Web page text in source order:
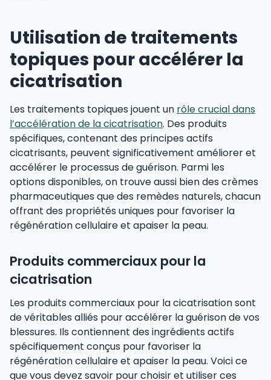
Utilisation de traitements
topiques pour accélérer la
cicatrisation
Les traitements topiques jouent un rôle crucial dans
l’accélération de la cicatrisation. Des produits
spécifiques, contenant des principes actifs
cicatrisants, peuvent significativement améliorer et
accélérer le processus de guérison. Parmi les
options disponibles, on trouve aussi bien des crèmes
pharmaceutiques que des remèdes naturels, chacun
offrant des propriétés uniques pour favoriser la
régénération cellulaire et apaiser la peau.
Produits commerciaux pour la
cicatrisation
Les produits commerciaux pour la cicatrisation sont
de véritables alliés pour accélérer la guérison de vos
blessures. Ils contiennent des ingrédients actifs
spécifiquement conçus pour favoriser la
régénération cellulaire et apaiser la peau. Voici ce
que vous devez savoir pour choisir et utiliser ces